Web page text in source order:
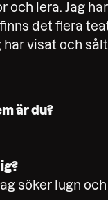
och lera. Jag
det flera
har visat och
är du?
söker lugn